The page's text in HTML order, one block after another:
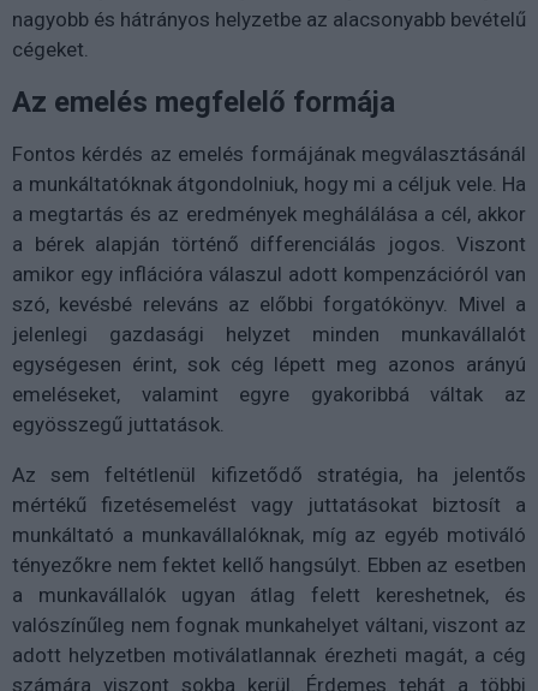
nagyobb és hátrányos helyzetbe az alacsonyabb bevételű
cégeket.
Az emelés megfelelő formája
Fontos kérdés az emelés formájának megválasztásánál
a munkáltatóknak átgondolniuk, hogy mi a céljuk vele. Ha
a megtartás és az eredmények meghálálása a cél, akkor
a bérek alapján történő differenciálás jogos. Viszont
amikor egy inflációra válaszul adott kompenzációról van
szó, kevésbé releváns az előbbi forgatókönyv. Mivel a
jelenlegi gazdasági helyzet minden munkavállalót
egységesen érint, sok cég lépett meg azonos arányú
emeléseket, valamint egyre gyakoribbá váltak az
egyösszegű juttatások.
Az sem feltétlenül kifizetődő stratégia, ha jelentős
mértékű fizetésemelést vagy juttatásokat biztosít a
munkáltató a munkavállalóknak, míg az egyéb motiváló
tényezőkre nem fektet kellő hangsúlyt. Ebben az esetben
a munkavállalók ugyan átlag felett kereshetnek, és
valószínűleg nem fognak munkahelyet váltani, viszont az
adott helyzetben motiválatlannak érezheti magát, a cég
számára viszont sokba kerül. Érdemes tehát a többi